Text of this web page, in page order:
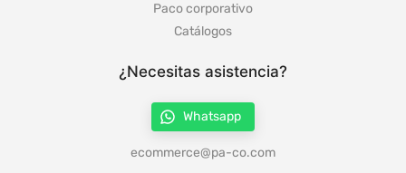
Paco corporativo
Catálogos
¿Necesitas asistencia?
Whatsapp
ecommerce@pa-co.com